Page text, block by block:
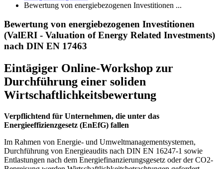
Bewertung von energiebezogenen Investitionen ...
Bewertung von energiebezogenen Investitionen
(ValERI - Valuation of Energy Related Investments)
nach DIN EN 17463
Eintägiger Online-Workshop zur
Durchführung einer soliden
Wirtschaftlichkeitsbewertung
Verpflichtend für Unternehmen, die unter das
Energieeffizienzgesetz (EnEfG) fallen
Im Rahmen von Energie- und Umweltmanagementsystemen,
Durchführung von Energieaudits nach DIN EN 16247-1 sowie
Entlastungen nach dem Energiefinanzierungsgesetz oder der CO2-​